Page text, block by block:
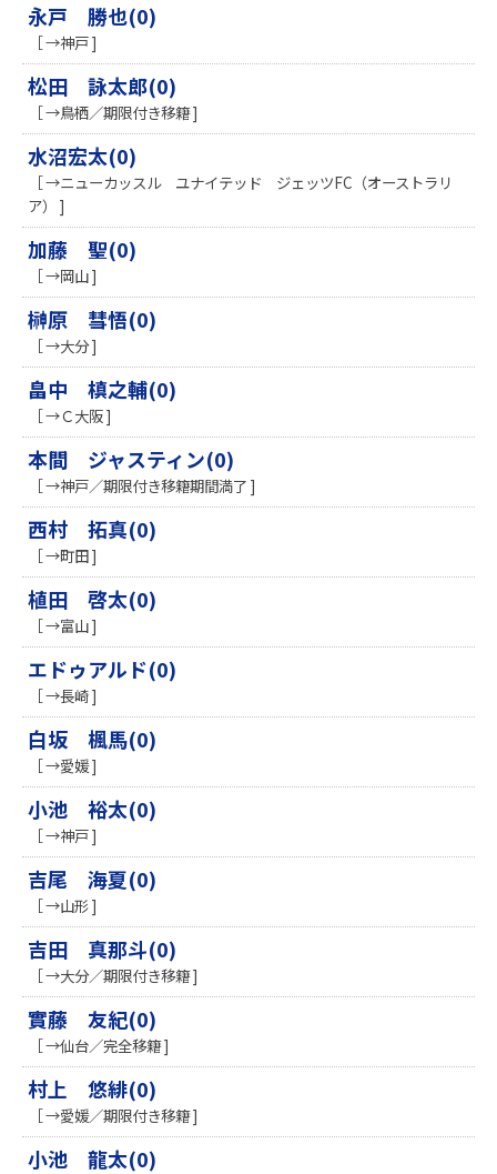
永戸 勝也(0)
［ →神戸 ]
松田 詠太郎(0)
［ →鳥栖／期限付き移籍 ]
水沼宏太(0)
［ →ニューカッスル ユナイテッド ジェッツFC（オーストラリ
ア） ]
加藤 聖(0)
［ →岡山 ]
榊原 彗悟(0)
［ →大分 ]
畠中 槙之輔(0)
［ →Ｃ大阪 ]
本間 ジャスティン(0)
［ →神戸／期限付き移籍期間満了 ]
西村 拓真(0)
［ →町田 ]
植田 啓太(0)
［ →富山 ]
エドゥアルド(0)
［ →長崎 ]
白坂 楓馬(0)
［ →愛媛 ]
小池 裕太(0)
［ →神戸 ]
吉尾 海夏(0)
［ →山形 ]
吉田 真那斗(0)
［ →大分／期限付き移籍 ]
實藤 友紀(0)
［ →仙台／完全移籍 ]
村上 悠緋(0)
［ →愛媛／期限付き移籍 ]
小池 龍太(0)